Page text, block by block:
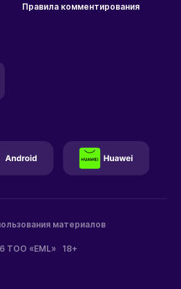
Правила комментирования
ТОО «EML» 18+
материалов